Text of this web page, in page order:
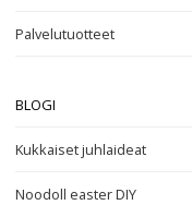
Palvelutuotteet
BLOGI
Kukkaiset juhlaideat
Noodoll easter DIY